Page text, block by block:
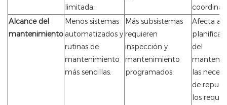
limitada.
Alcance del
mantenimiento
Menos sistemas
automatizados y
rutinas de
mantenimiento
más sencillas.
Más subsistemas
requieren
inspección y
mantenimiento
programados.
Afecta a
del
las
de
los